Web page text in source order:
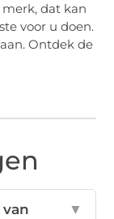
dat kan
voor u doen.
Ontdek de
▼